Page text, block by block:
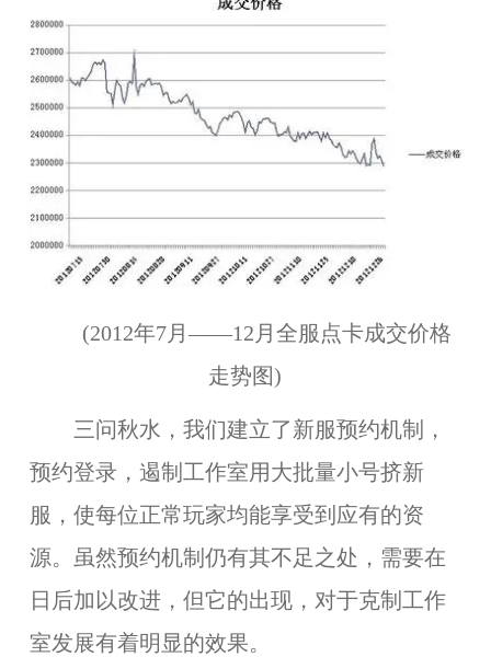
(2012年7月——12月全服点卡成交价格
走势图)
三问秋水，我们建立了新服预约机制
，
预约登录，遏制工作室用大批量小号挤新
服，使每位正常玩家均能享受到应有的资
源。
虽然预约机制仍有其不足之处，需要在
日后加以改进，但它的出现，对于克制工作
室发展有着明显的效果。